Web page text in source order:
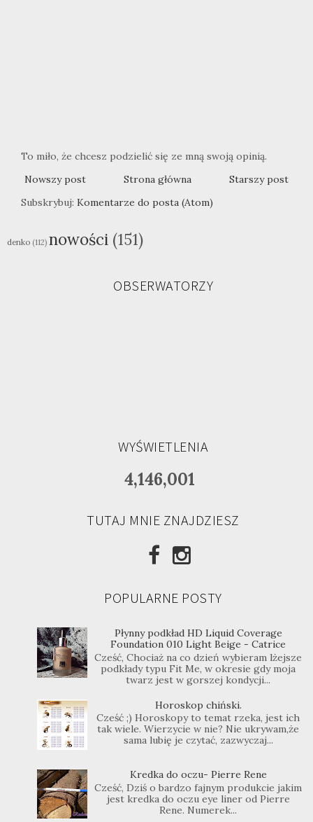
To miło, że chcesz podzielić się ze mną swoją opinią.
Nowszy post
Starszy post
Strona główna
Subskrybuj: Komentarze do posta (Atom)
denko (112) nowości (151)
OBSERWATORZY
WYŚWIETLENIA
4,146,001
TUTAJ MNIE ZNAJDZIESZ
POPULARNE POSTY
Płynny podkład HD Liquid Coverage
Foundation 010 Light Beige - Catrice
Cześć, Chociaż na co dzień wybieram lżejsze
podkłady typu Fit Me, w okresie gdy moja
twarz jest w gorszej kondycji...
Horoskop chiński.
Cześć ;) Horoskopy to temat rzeka, jest ich
tak wiele. Wierzycie w nie? Nie ukrywam,że
sama lubię je czytać, zazwyczaj...
Kredka do oczu- Pierre Rene
Cześć, Dziś o bardzo fajnym produkcie jakim
jest kredka do oczu eye liner od Pierre
Rene. Numerek...